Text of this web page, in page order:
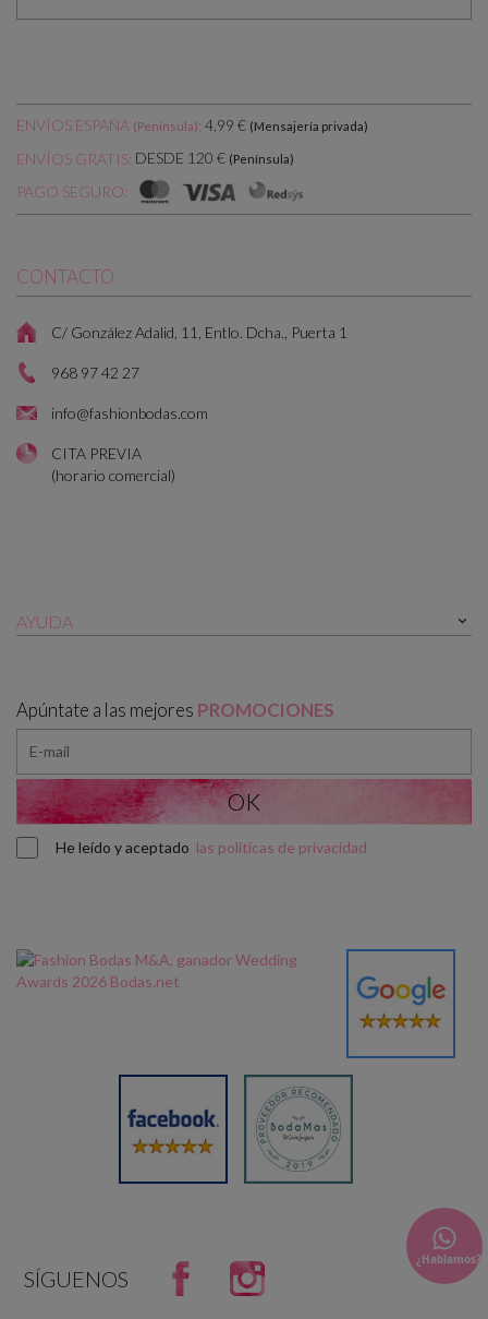
ENVÍOS ESPAÑA (Península): 4,99 € (Mensajería privada)
ENVÍOS GRATIS: DESDE 120 € (Península)
PAGO SEGURO:
CONTACTO
C/ González Adalid, 11, Entlo. Dcha., Puerta 1
968 97 42 27
info@fashionbodas.com
CITA PREVIA
(horario comercial)
AYUDA 
Apúntate a las mejores PROMOCIONES
He leído y aceptado las políticas de privacidad
SÍGUENOS Facebook